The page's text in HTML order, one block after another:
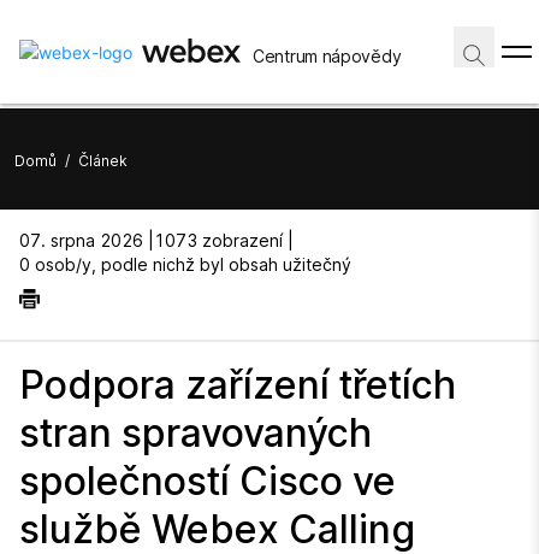
Centrum nápovědy
Domů / Článek
07. srpna 2026 |
1073 zobrazení |
0 osob/y, podle nichž byl obsah užitečný
Podpora zařízení třetích
stran spravovaných
společností Cisco ve
službě Webex Calling